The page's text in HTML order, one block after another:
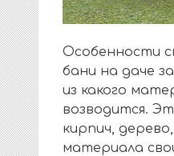
Особенности
бани на даче
из какого
возводится.
кирпич,
материала